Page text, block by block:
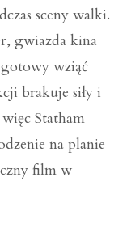
sceny walki.
gwiazda kina
wziąć
brakuje siły i
Statham
na planie
film w